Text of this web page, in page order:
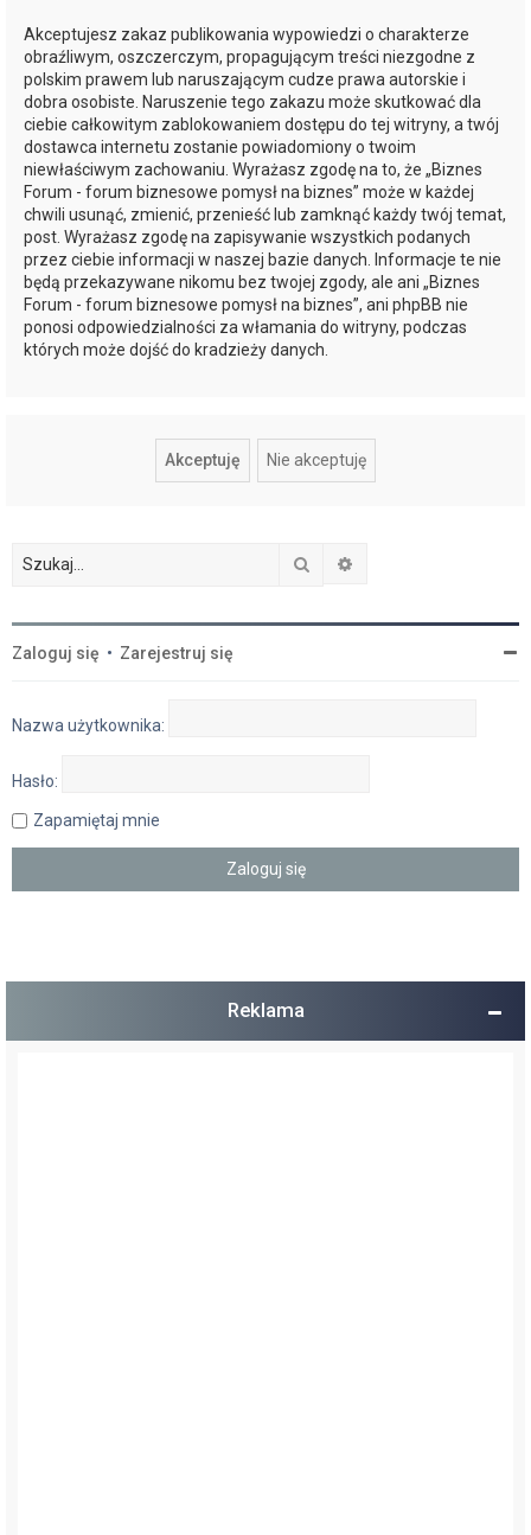
Akceptujesz zakaz publikowania wypowiedzi o charakterze
obraźliwym, oszczerczym, propagującym treści niezgodne z
polskim prawem lub naruszającym cudze prawa autorskie i
dobra osobiste. Naruszenie tego zakazu może skutkować dla
ciebie całkowitym zablokowaniem dostępu do tej witryny, a twój
dostawca internetu zostanie powiadomiony o twoim
niewłaściwym zachowaniu. Wyrażasz zgodę na to, że „Biznes
Forum - forum biznesowe pomysł na biznes” może w każdej
chwili usunąć, zmienić, przenieść lub zamknąć każdy twój temat,
post. Wyrażasz zgodę na zapisywanie wszystkich podanych
przez ciebie informacji w naszej bazie danych. Informacje te nie
będą przekazywane nikomu bez twojej zgody, ale ani „Biznes
Forum - forum biznesowe pomysł na biznes”, ani phpBB nie
ponosi odpowiedzialności za włamania do witryny, podczas
których może dojść do kradzieży danych.
Szukaj
Zaloguj się • Zarejestruj się
Nazwa użytkownika:
Hasło:
Zapamiętaj mnie
Reklama